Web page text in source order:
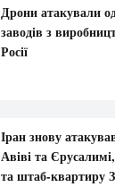
Дрони атакували
заводів з
Росії
Іран знову
Авіві та
та штаб-квартиру